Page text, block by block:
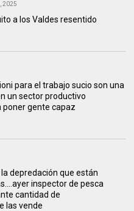
2025
a los Valdes resentido
para el trabajo sucio son una
un sector productivo
poner gente capaz
depredación que están
inspector de pesca
cantidad de
las vende